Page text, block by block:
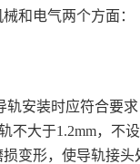
和电气两个方面：
安装时应符合要
不大于1.2mm，不
变形，使导轨接